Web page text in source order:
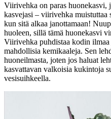
Viirivehka on paras huonekasvi,
kasvejasi – viirivehka muistuttaa
kun sitä alkaa janottamaan!
huoleen, sillä tämä huonekasvi
Viirivehka puhdistaa kodin ilmaa
mahdollisia kemikaaleja. Sen
huoneilmasta, joten jos haluat
kasvattavan valkoisia kukintoja
vesisuihkeella.